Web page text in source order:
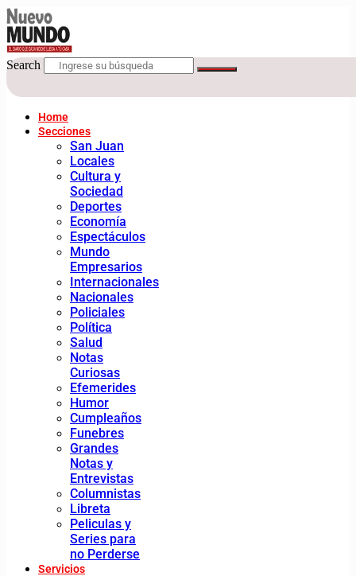
Search
Home
Secciones
San Juan
Locales
Cultura y
Sociedad
Deportes
Economía
Espectáculos
Mundo
Empresarios
Internacionales
Nacionales
Policiales
Política
Salud
Notas
Curiosas
Efemerides
Humor
Cumpleaños
Funebres
Grandes
Notas y
Entrevistas
Columnistas
Libreta
Peliculas y
Series para
no Perderse
Servicios